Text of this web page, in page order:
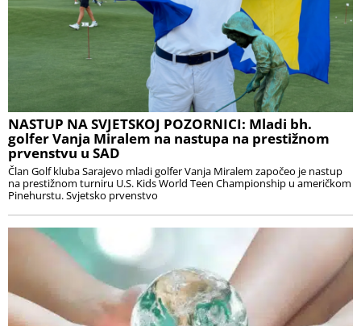
NASTUP NA SVJETSKOJ POZORNICI: Mladi bh.
golfer Vanja Miralem na nastupa na prestižnom
prvenstvu u SAD
Član Golf kluba Sarajevo mladi golfer Vanja Miralem započeo je nastup
na prestižnom turniru U.S. Kids World Teen Championship u američkom
Pinehurstu. Svjetsko prvenstvo